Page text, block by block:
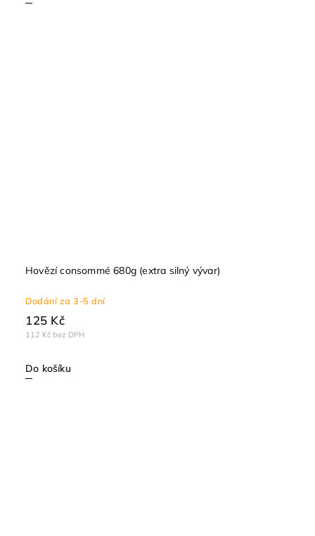
Hovězí consommé 680g (extra silný vývar)
Dodání za 3-5 dní
112 Kč bez DPH
125 Kč
Do košíku